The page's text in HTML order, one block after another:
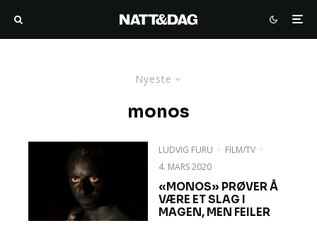
Nyeste
monos
LUDVIG FURU · FILM/TV ·
4. MARS 2020
«MONOS» PRØVER Å
VÆRE ET SLAG I
MAGEN, MEN FEILER